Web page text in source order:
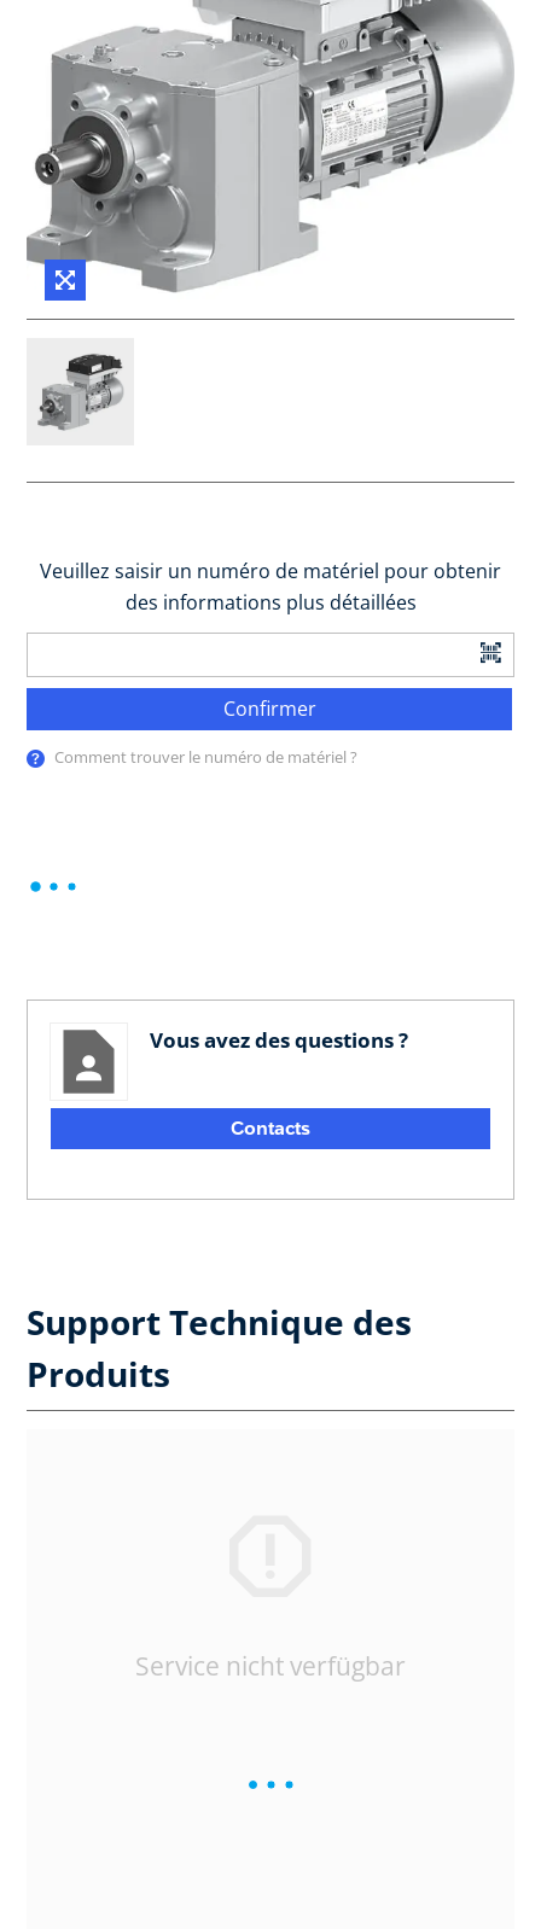
Veuillez saisir un numéro de matériel pour obtenir
des informations plus détaillées
Confirmer
Comment trouver le numéro de matériel ?
Vous avez des questions ?
Contacts
Support Technique des
Produits
Service nicht verfügbar